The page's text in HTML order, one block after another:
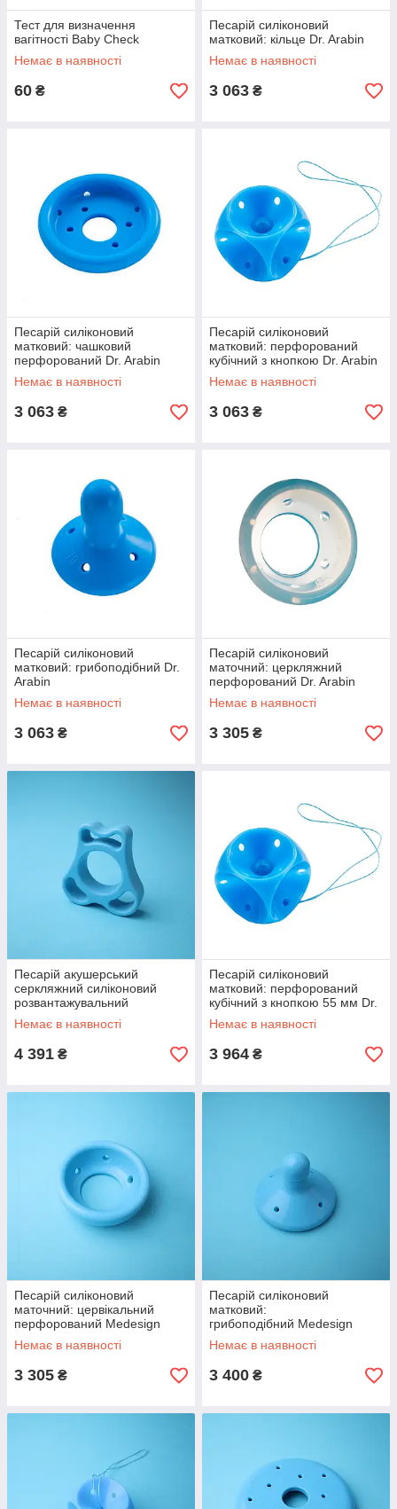
Тест для визначення
вагітності Baby Check
Немає в наявності
60 ₴
Песарій силіконовий
матковий: кільце Dr. Arabin
Немає в наявності
3 063 ₴
Песарій силіконовий
матковий: чашковий
перфорований Dr. Arabin
Немає в наявності
3 063 ₴
Песарій силіконовий
матковий: перфорований
кубічний з кнопкою Dr. Arabin
Немає в наявності
3 063 ₴
Песарій силіконовий
матковий: грибоподібний Dr.
Arabin
Немає в наявності
3 063 ₴
Песарій силіконовий
маточний: церкляжний
перфорований Dr. Arabin
Немає в наявності
3 305 ₴
Песарій акушерський
серкляжний силіконовий
розвантажувальний
Hamann&Jorde тип 1, 2
Немає в наявності
4 391 ₴
Песарій силіконовий
матковий: перфорований
кубічний з кнопкою 55 мм Dr.
Arabin
Немає в наявності
3 964 ₴
Песарій силіконовий
маточний: цервікальний
перфорований Medesign
Немає в наявності
3 305 ₴
Песарій силіконовий
матковий:
грибоподібний Medesign
Немає в наявності
3 400 ₴